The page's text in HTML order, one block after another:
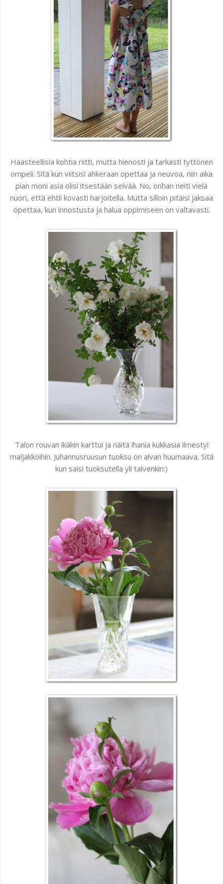
Haasteellisia kohtia riitti, mutta hienosti ja tarkasti tyttönen
ompeli. Sitä kun viitsisi ahkeraan opettaa ja neuvoa, niin aika
pian moni asia olisi itsestään selvää. No, onhan neiti vielä
nuori, että ehtii kovasti harjoitella. Mutta silloin pitäisi jaksaa
opettaa, kun innostusta ja halua oppimiseen on valtavasti.
Talon rouvan ikäkin karttui ja näitä ihania kukkasia ilmestyi
maljakkoihin. Juhannusruusun tuoksu on aivan huumaava. Sitä
kun saisi tuoksutella yli talvenkin:)